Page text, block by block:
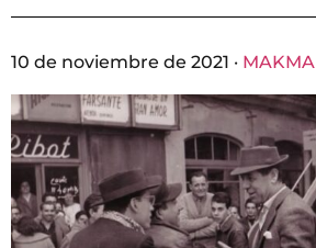
10 de noviembre de 2021 · MAKMA